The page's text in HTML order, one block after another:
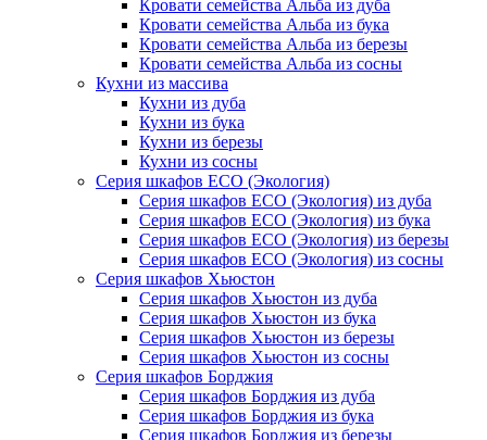
Кровати семейства Альба из дуба
Кровати семейства Альба из бука
Кровати семейства Альба из березы
Кровати семейства Альба из сосны
Кухни из массива
Кухни из дуба
Кухни из бука
Кухни из березы
Кухни из сосны
Серия шкафов ECO (Экология)
Серия шкафов ECO (Экология) из дуба
Серия шкафов ECO (Экология) из бука
Серия шкафов ECO (Экология) из березы
Серия шкафов ECO (Экология) из сосны
Серия шкафов Хьюстон
Серия шкафов Хьюстон из дуба
Серия шкафов Хьюстон из бука
Серия шкафов Хьюстон из березы
Серия шкафов Хьюстон из сосны
Серия шкафов Борджия
Серия шкафов Борджия из дуба
Серия шкафов Борджия из бука
Серия шкафов Борджия из березы